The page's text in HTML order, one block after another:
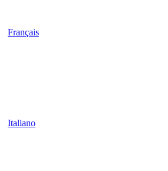
Français
Italiano